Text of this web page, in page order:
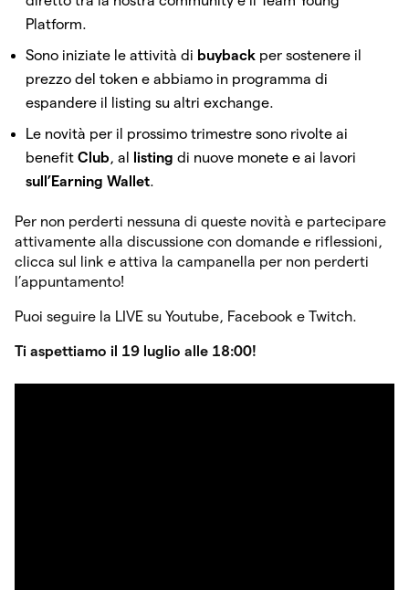
Platform.
Sono iniziate le attività di buyback per sostenere il
prezzo del token e abbiamo in programma di
espandere il listing su altri exchange.
Le novità per il prossimo trimestre sono rivolte ai
benefit Club, al listing di nuove monete e ai lavori
sull’Earning Wallet.
Per non perderti nessuna di queste novità e partecipare
attivamente alla discussione con domande e riflessioni,
clicca sul link e attiva la campanella per non perderti
l’appuntamento!
Puoi seguire la LIVE su Youtube, Facebook e Twitch.
Ti aspettiamo il 19 luglio alle 18:00!